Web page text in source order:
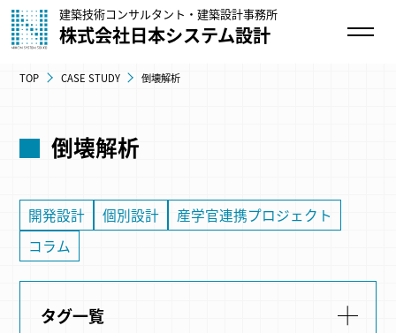
建築技術コンサルタント・建築設計事務所
株式会社日本システム設計
TOP CASE STUDY 倒壊解析
倒壊解析
開発設計 個別設計
産学官連携プロジェクト
コラム
タグ一覧